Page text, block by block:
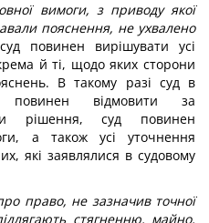
вимоги, з приводу якої
пояснення, не ухвалено
повинен вирішувати усі
й ті, щодо яких сторони
В такому разі суд в
відмовити за
рішення, суд повинен
а також усі уточнення
які заявлялися в судовому
право, не зазначив точної
стягненню, майно,